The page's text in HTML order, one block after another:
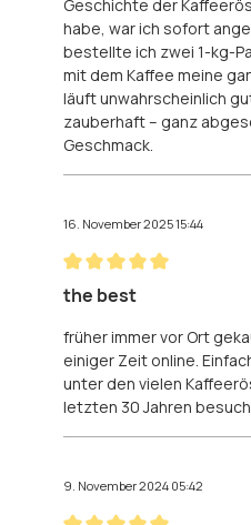
Geschichte der
habe, war ich sofort
bestellte ich zwei 1-kg-
mit dem Kaffee meine
läuft unwahrscheinlich
zauberhaft – ganz
Geschmack.
16. November 2025 15:44
Bewertung mit 5 von 5
the best
früher immer vor Ort
einiger Zeit online.
unter den vielen
letzten 30 Jahren
9. November 2024 05:42